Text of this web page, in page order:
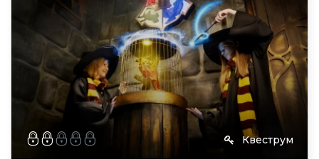
Квеструм